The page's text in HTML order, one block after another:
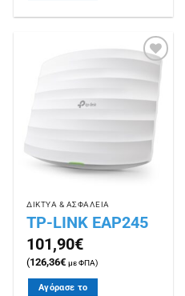
ΔΙΚΤΥΑ & ΑΣΦΑΛΕΙΑ
TP-LINK EAP245
101,90€
(126,36€ με ΦΠΑ)
Αγόρασε το